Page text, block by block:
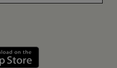
Szerezd meg: Google